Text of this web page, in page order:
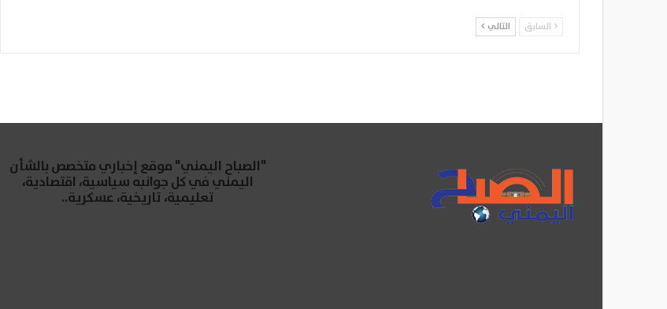
السابق التالي
"الصباح اليمني" موقع إخباري متخصص بالشأن
اليمني في كل جوانبه سياسية، اقتصادية،
تعليمية، تاريخية، عسكرية..